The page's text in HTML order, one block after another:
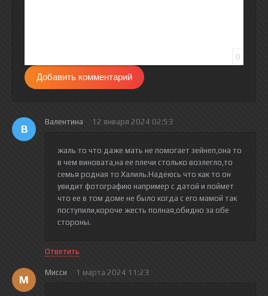
0
Добавить комментарий
В
Валентина 12 января 2024 02:53
жаль то что даже мать не помогает зейнеп,она то
в чем виновата,на ее плечи столько возлегло,то
семья родная то Халиль.Надеюсь что как то он
увидит фотографию например с датой и поймет
что ее в том доме не было когда с его мамой так
поступили,короче жесть полная,обидно за обе
стороны.
Ответить
М
Мисси 1 марта 2024 11:23